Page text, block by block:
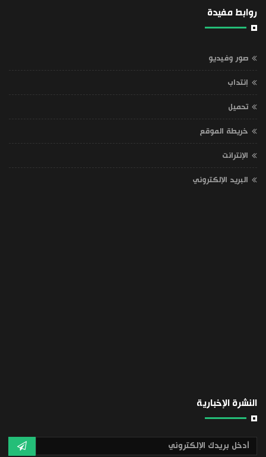
روابط مفيدة
صور وفيديو
إنتداب
تحميل
خريطة الموقع
الإنترانت
البريد الإلكتروني
النشرة الإخبارية